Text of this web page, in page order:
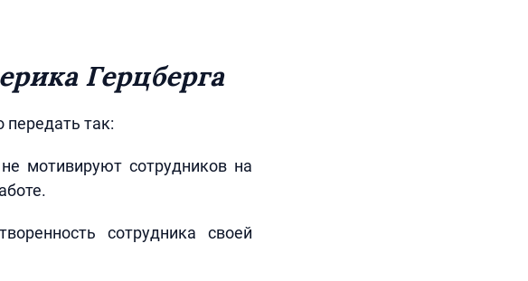
Герцберга
так:
мотивируют сотрудников на
сотрудника своей